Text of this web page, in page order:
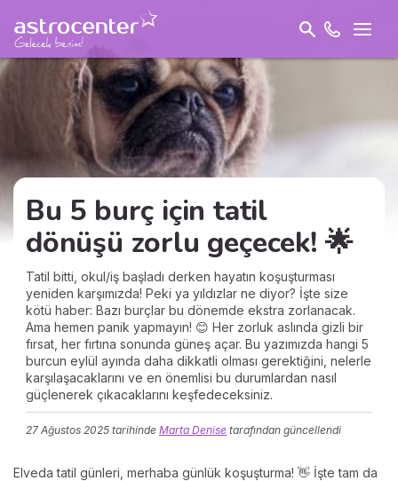
Bu 5 burç için tatil
dönüşü zorlu geçecek! 🌟
Tatil bitti, okul/iş başladı derken hayatın koşuşturması
yeniden karşımızda! Peki ya yıldızlar ne diyor? İşte size
kötü haber: Bazı burçlar bu dönemde ekstra zorlanacak.
Ama hemen panik yapmayın! 😊 Her zorluk aslında gizli bir
fırsat, her fırtına sonunda güneş açar. Bu yazımızda hangi 5
burcun eylül ayında daha dikkatli olması gerektiğini, nelerle
karşılaşacaklarını ve en önemlisi bu durumlardan nasıl
güçlenerek çıkacaklarını keşfedeceksiniz.
27 Ağustos 2025 tarihinde Marta Denise tarafından güncellendi
Elveda tatil günleri, merhaba günlük koşuşturma! 👋 İşte tam da